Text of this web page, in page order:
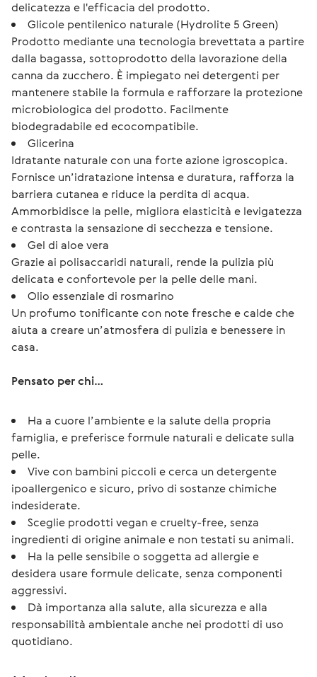
delicatezza e l'efficacia del prodotto.
Glicole pentilenico naturale (Hydrolite 5 Green)
Prodotto mediante una tecnologia brevettata a partire
dalla bagassa, sottoprodotto della lavorazione della
canna da zucchero. È impiegato nei detergenti per
mantenere stabile la formula e rafforzare la protezione
microbiologica del prodotto. Facilmente
biodegradabile ed ecocompatibile.
Glicerina
Idratante naturale con una forte azione igroscopica.
Fornisce un’idratazione intensa e duratura, rafforza la
barriera cutanea e riduce la perdita di acqua.
Ammorbidisce la pelle, migliora elasticità e levigatezza
e contrasta la sensazione di secchezza e tensione.
Gel di aloe vera
Grazie ai polisaccaridi naturali, rende la pulizia più
delicata e confortevole per la pelle delle mani.
Olio essenziale di rosmarino
Un profumo tonificante con note fresche e calde che
aiuta a creare un’atmosfera di pulizia e benessere in
casa.
Pensato per chi…
Ha a cuore l’ambiente e la salute della propria
famiglia, e preferisce formule naturali e delicate sulla
pelle.
Vive con bambini piccoli e cerca un detergente
ipoallergenico e sicuro, privo di sostanze chimiche
indesiderate.
Sceglie prodotti vegan e cruelty-free, senza
ingredienti di origine animale e non testati su animali.
Ha la pelle sensibile o soggetta ad allergie e
desidera usare formule delicate, senza componenti
aggressivi.
Dà importanza alla salute, alla sicurezza e alla
responsabilità ambientale anche nei prodotti di uso
quotidiano.